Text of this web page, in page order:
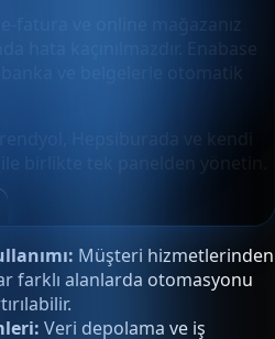
fatura ve online mağazanız
hata kaçınılmazdır. Enabase
ve belgelerle otomatik
Hepsiburada ve kendi
birlikte tek panelden yönetin.
Müşteri hizmetlerinden
farklı alanlarda otomasyonu
Veri depolama ve iş